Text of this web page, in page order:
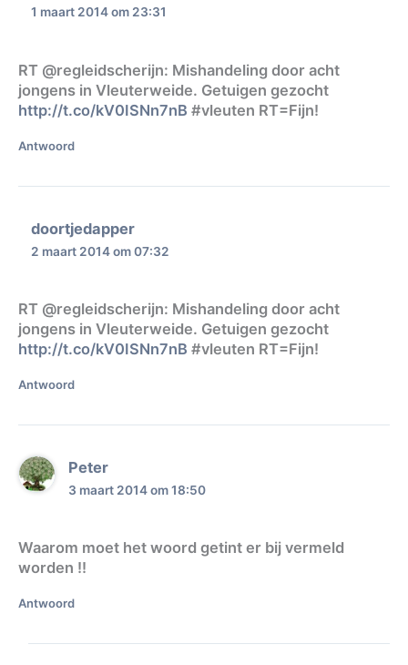
1 maart 2014 om 23:31
RT @regleidscherijn: Mishandeling door acht
jongens in Vleuterweide. Getuigen gezocht
http://t.co/kV0ISNn7nB #vleuten RT=Fijn!
Antwoord
doortjedapper
2 maart 2014 om 07:32
RT @regleidscherijn: Mishandeling door acht
jongens in Vleuterweide. Getuigen gezocht
http://t.co/kV0ISNn7nB #vleuten RT=Fijn!
Antwoord
Peter
3 maart 2014 om 18:50
Waarom moet het woord getint er bij vermeld
worden !!
Antwoord